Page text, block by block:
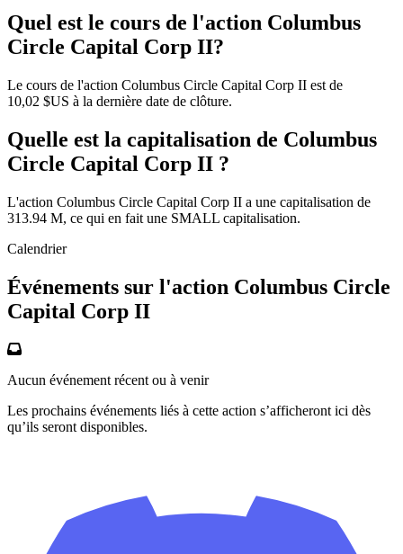
Quel est le cours de l'action Columbus
Circle Capital Corp II?
Le cours de l'action Columbus Circle Capital Corp II est de
10,02 $US à la dernière date de clôture.
Quelle est la capitalisation de Columbus
Circle Capital Corp II ?
L'action Columbus Circle Capital Corp II a une capitalisation de
313.94 M, ce qui en fait une SMALL capitalisation.
Calendrier
Événements sur l'action Columbus Circle
Capital Corp II
Aucun événement récent ou à venir
Les prochains événements liés à cette action s’afficheront ici dès
qu’ils seront disponibles.